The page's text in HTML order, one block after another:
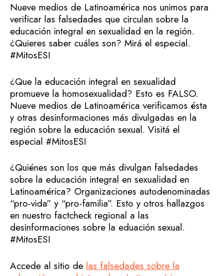
Nueve medios de Latinoamérica nos unimos para
verificar las falsedades que circulan sobre la
educación integral en sexualidad en la región.
¿Quieres saber cuáles son? Mirá el especial.
#MitosESI
¿Que la educación integral en sexualidad
promueve la homosexualidad? Esto es FALSO.
Nueve medios de Latinoamérica verificamos ésta
y otras desinformaciones más divulgadas en la
región sobre la educación sexual. Visitá el
especial #MitosESI
¿Quiénes son los que más divulgan falsedades
sobre la educación integral en sexualidad en
Latinoamérica? Organizaciones autodenominadas
“pro-vida” y “pro-familia”. Esto y otros hallazgos
en nuestro factcheck regional a las
desinformaciones sobre la eduación sexual.
#MitosESI
Accede al sitio de las falsedades sobre la